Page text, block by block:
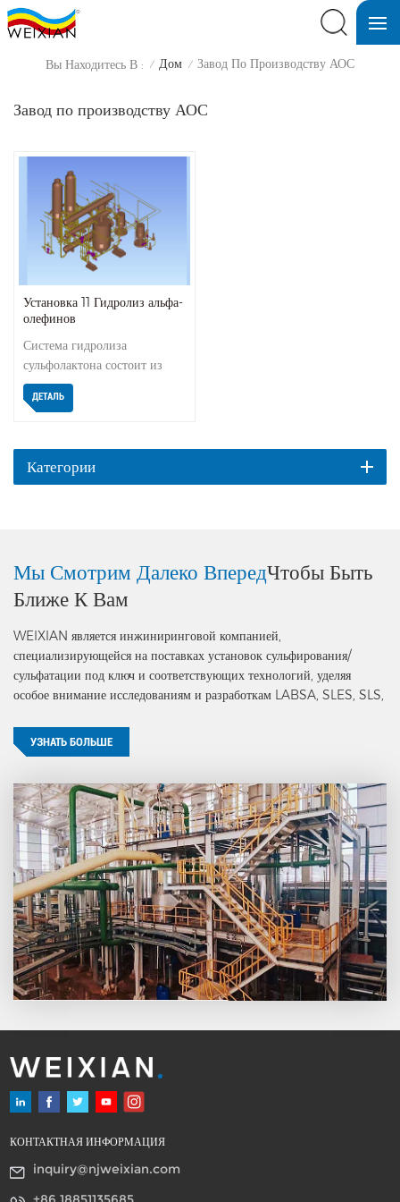
Вы Находитесь В : / Дом / Завод По Производству АОС
Завод по производству АОС
Установка 11 Гидролиз альфа-
олефинов
Система гидролиза
сульфолактона состоит из
подпорного насоса, трех
теплообменников и
перекачивают в реактор
нейтрализации. α-
реактор нейтрализации,
после высокоскоростного
последовательно
перекачиваются в два
теплообменника и
гидролизер. После гидролиза
АОС.
ДЕТАЛЬ
Категории
Мы Смотрим Далеко ВпередЧтобы Быть
Ближе К Вам
WEIXIAN является инжиниринговой компанией,
специализирующейся на поставках установок сульфирования/
сульфатации под ключ и соответствующих технологий, уделяя
особое внимание исследованиям и разработкам LABSA, SLES, SLS,
поверхностно-активных веществ.
УЗНАТЬ БОЛЬШЕ
КОНТАКТНАЯ ИНФОРМАЦИЯ
inquiry@njweixian.com